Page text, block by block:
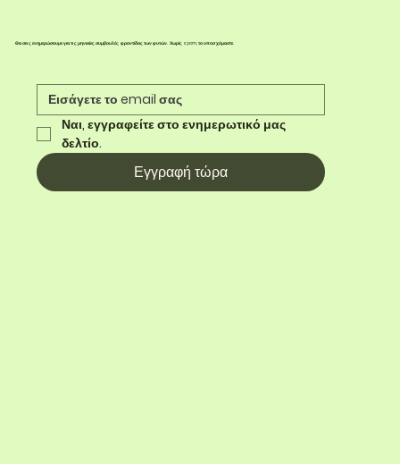
Θα σας ενημερώσουμε για τις μηνιαίες συμβουλές φροντίδας των φυτών. Χωρίς spam, το υποσχόμαστε.
Ναι, εγγραφείτε στο ενημερωτικό μας
δελτίο.
Εγγραφή τώρα